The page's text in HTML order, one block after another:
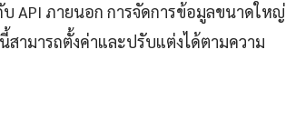
API ภายนอก การจัดการข้อมูลขนาดใหญ่
ามารถตั้งค่าและปรับแต่งได้ตามความ